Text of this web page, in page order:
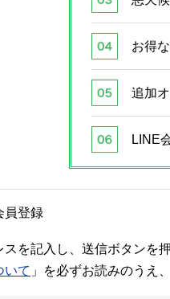
お得
追加
LINE
員登録
を記入し、送信ボタンを
いて 」を必ずお読みのうえ